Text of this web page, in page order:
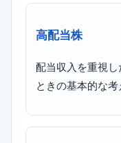
高配当株
配当収入を重視
ときの基本的な考